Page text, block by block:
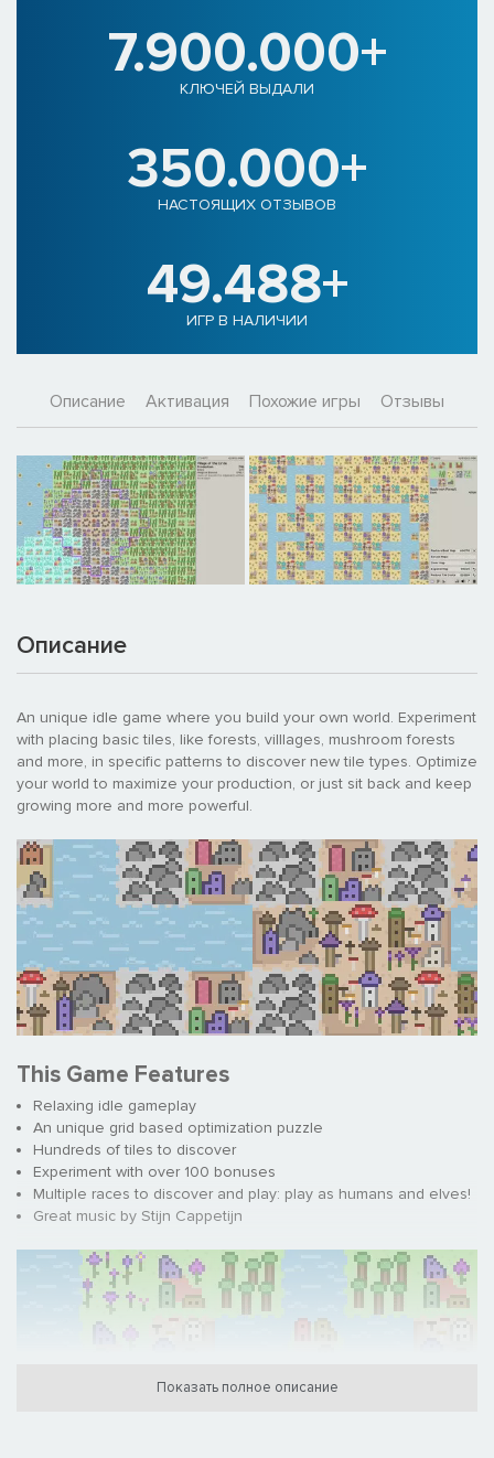
7.900.000+
КЛЮЧЕЙ ВЫДАЛИ
350.000+
НАСТОЯЩИХ ОТЗЫВОВ
49.488+
ИГР В НАЛИЧИИ
Описание Активация Похожие игры Отзывы
Описание
An unique idle game where you build your own world. Experiment
with placing basic tiles, like forests, villlages, mushroom forests
and more, in specific patterns to discover new tile types. Optimize
your world to maximize your production, or just sit back and keep
growing more and more powerful.
This Game Features
Relaxing idle gameplay
An unique grid based optimization puzzle
Hundreds of tiles to discover
Experiment with over 100 bonuses
Multiple races to discover and play: play as humans and elves!
Great music by Stijn Cappetijn
Показать полное описание